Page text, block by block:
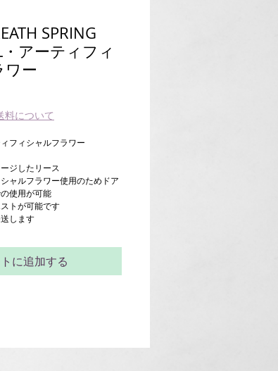
SPRING
・アーティフィ
ワー
料について
フィシャルフラワー
ジしたリース
ャルフラワー使用のためドア
使用が可能
トが可能です
します
に追加する